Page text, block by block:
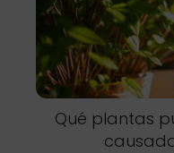
Qué plantas